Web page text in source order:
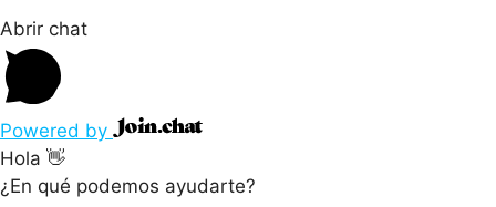
Abrir chat
Powered by
Hola 👋
¿En qué podemos ayudarte?